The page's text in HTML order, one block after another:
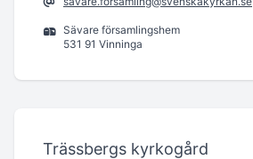
Sävare församlingshem
531 91 Vinninga
Trässbergs kyrkogård